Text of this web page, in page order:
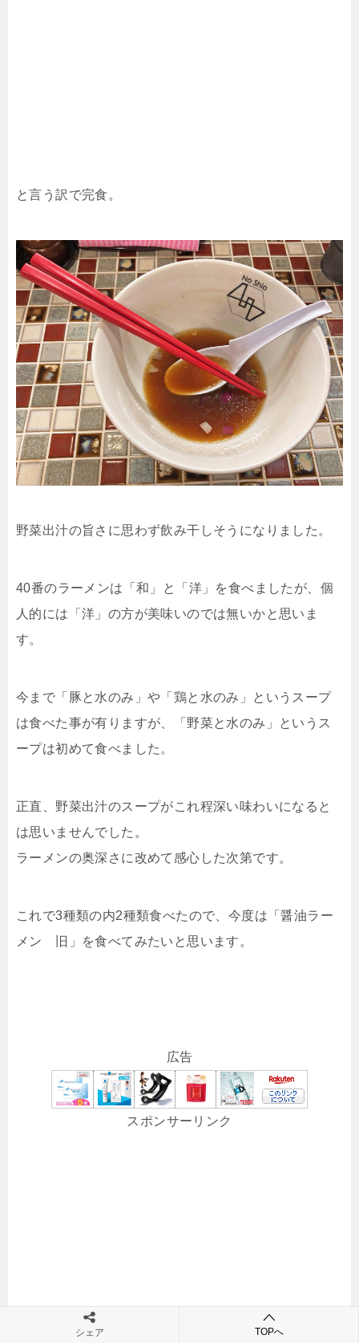
と言う訳で完食。
野菜出汁の旨さに思わず飲み干しそうになりました。
40番のラーメンは「和」と「洋」を食べましたが、個
人的には「洋」の方が美味いのでは無いかと思いま
す。
今まで「豚と水のみ」や「鶏と水のみ」というスープ
は食べた事が有りますが、「野菜と水のみ」というス
ープは初めて食べました。
正直、野菜出汁のスープがこれ程深い味わいになると
は思いませんでした。
ラーメンの奥深さに改めて感心した次第です。
これで3種類の内2種類食べたので、今度は「醤油ラー
メン 旧」を食べてみたいと思います。
広告
スポンサーリンク
シェア TOPへ